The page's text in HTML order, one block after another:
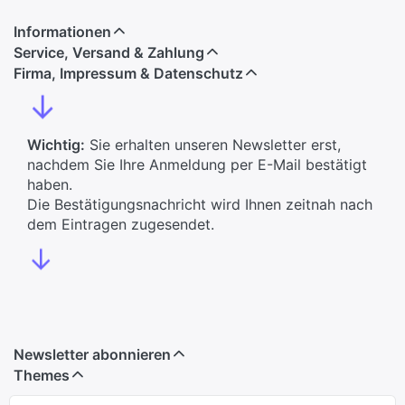
Informationen
Service, Versand & Zahlung
Firma, Impressum & Datenschutz
↓
Wichtig: Sie erhalten unseren Newsletter erst,
nachdem Sie Ihre Anmeldung per E-Mail bestätigt
haben.
Die Bestätigungsnachricht wird Ihnen zeitnah nach
dem Eintragen zugesendet.
↓
Newsletter abonnieren
Themes